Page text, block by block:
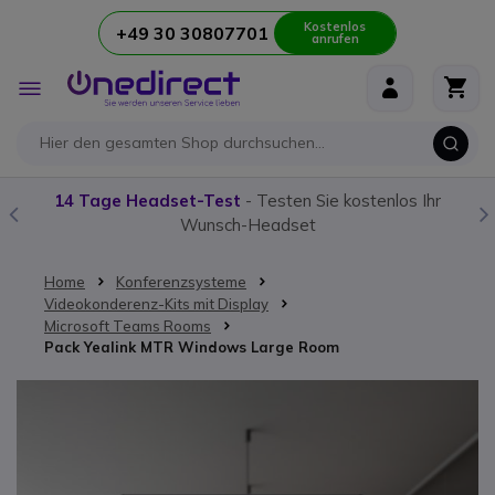
Zum Inhalt springen+49 30 30807701 Kostenlos
anrufen
Navigation
umschalten
14 Tage Headset-Test - Testen Sie kostenlos Ihr
Wunsch-Headset
Home
Konferenzsysteme
Videokonderenz-Kits mit Display
Microsoft Teams Rooms
Pack Yealink MTR Windows Large Room